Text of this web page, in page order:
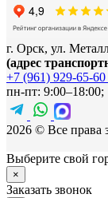
г. Орск, ул.
(адрес
+7 (961) 929-65-60
пн-пт: 9:00–18:00;
2026 © Все
Выберите свой
×
Заказать звонок